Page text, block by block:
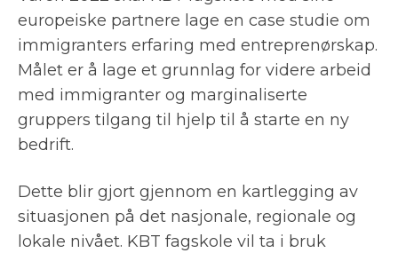
europeiske partnere lage en case studie om
immigranters erfaring med entreprenørskap.
Målet er å lage et grunnlag for videre arbeid
med immigranter og marginaliserte
gruppers tilgang til hjelp til å starte en ny
bedrift.
Dette blir gjort gjennom en kartlegging av
situasjonen på det nasjonale, regionale og
lokale nivået. KBT fagskole vil ta i bruk